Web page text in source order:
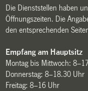
Die Dienststellen haben
Öffnungszeiten. Die
den entsprechenden
Empfang am Hauptsitz
Montag bis Mittwoch:
Donnerstag: 8–18.30 Uhr
Freitag: 8–16 Uhr